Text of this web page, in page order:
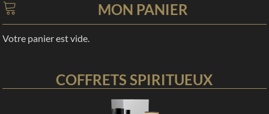
MON PANIER
Votre panier est vide.
COFFRETS SPIRITUEUX